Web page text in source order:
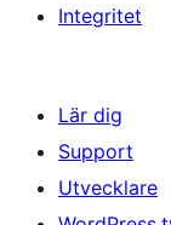
Integritet
Lär dig
Support
Utvecklare